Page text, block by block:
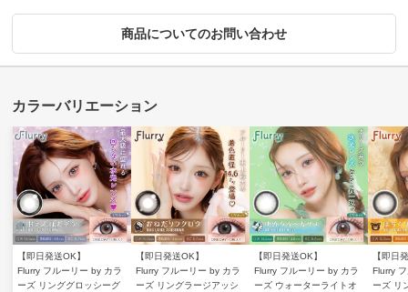
商品についてのお問い合わせ
【即日発送OK】
Flurry フルーリー by カラ
ーズ リンググロッシーグ
【即日発送OK】
Flurry フルーリー by カラ
ーズ リングラージアッシ
【即日発送OK】
Flurry フルーリー by カラ
ーズ ウォーターライトオ
【即日
Flurry
ーズ リ